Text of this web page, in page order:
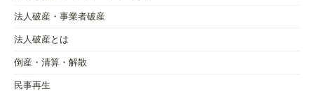
法人破産・事業者破産
法人破産とは
倒産・清算・解散
民事再生